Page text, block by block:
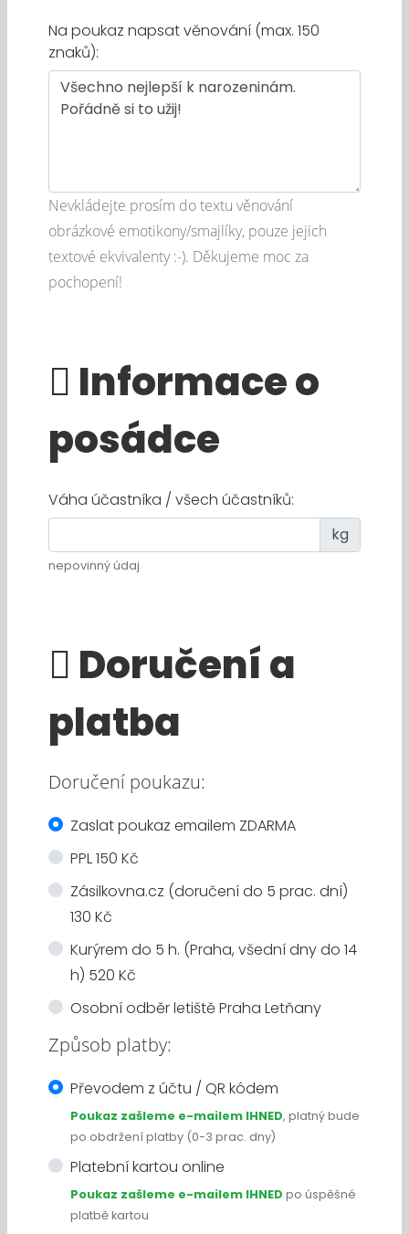
Na poukaz napsat věnování (max. 150
znaků):
Nevkládejte prosím do textu věnování
obrázkové emotikony/smajlíky, pouze jejich
textové ekvivalenty :-). Děkujeme moc za
pochopení!
Informace o
posádce
Váha účastníka / všech účastníků:
kg
nepovinný údaj
Doručení a
platba
Doručení poukazu:
Zaslat poukaz emailem ZDARMA
PPL 150 Kč
Zásilkovna.cz (doručení do 5 prac. dní)
130 Kč
Kurýrem do 5 h. (Praha, všední dny do 14
h) 520 Kč
Osobní odběr letiště Praha Letňany
Způsob platby:
Převodem z účtu / QR kódem
Poukaz zašleme e-mailem IHNED, platný bude
po obdržení platby (0-3 prac. dny)
Platební kartou online
Poukaz zašleme e-mailem IHNED po úspěšné
platbě kartou